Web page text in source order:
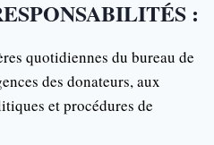
:
quotidiennes du bureau de
des donateurs, aux
et procédures de